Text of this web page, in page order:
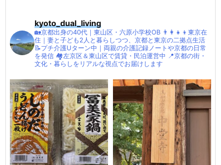
kyoto_dual_living
🏡京都出身の40代｜東山区・六原小学校OB 👨‍👩‍👧‍👦東京在
住｜妻と子ども2人と暮らしつつ、京都と東京の二拠点生活
📝プチ介護Uターン中｜両親の介護記録ノートや京都の日常
を発信 🏘左京区＆東山区で賃貸・民泊運営中 📍京都の街・
文化・暮らしをリアルな視点でお届けします